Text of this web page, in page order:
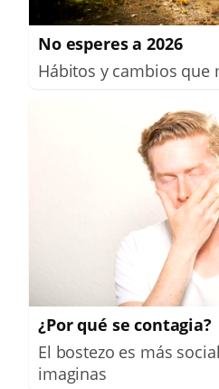
No esperes a 2026
Hábitos y cambios que
¿Por qué se contagia?
El bostezo es más
imaginas